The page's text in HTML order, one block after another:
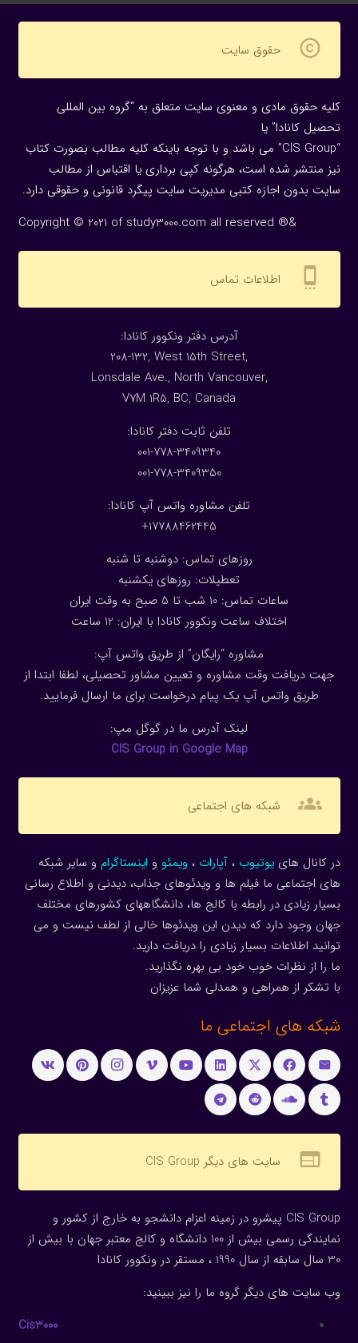
copyright حقوق سایت
کلیه حقوق مادی و معنوی سایت متعلق به “گروه بین المللی
تحصیل کانادا” یا
“CIS Group” می باشد و با توجه باینکه کلیه مطالب بصورت کتاب
نیز منتشر شده است، هرگونه كپی برداری یا اقتباس از مطالب
سایت بدون اجازه كتبی مدیریت سایت پیگرد قانونی و حقوقی دارد.
Copyright © 2021 of study3000.com all reserved ®&
settings_cell اطلاعات تماس
:آدرس دفتر ونکوور کانادا
208-132, West 15th Street,
Lonsdale Ave., North Vancouver,
V7M 1R5, BC, Canada
:تلفن ثابت دفتر کانادا
001-778-3409340
001-778-3409350
تلفن مشاوره واتس آپ کانادا:
17788462445+
روزهای تماس: دوشنبه تا شنبه
تعطیلات: روزهای یکشنبه
ساعات تماس: 10 شب تا 5 صبح به وقت ایران
اختلاف ساعت ونکوور کانادا با ایران: 1 2 ساعت
مشاوره “رایگان” از طریق واتس آپ:
جهت دریافت وقت مشاوره و تعیین مشاور تحصیلی، لطفا ابتدا از
طریق واتس آپ یک پیام درخواست برای ما ارسال فرمایید.
لینک آدرس ما در گوگل مپ:
CIS Group in Google Map
groups شبکه های اجتماعی
در کانال هاییوتیوب ، آپارات ، ویمئو و اینستاگرام و سایر شبکه
های اجتماعی ما فیلم ها و ویدئوهای جذاب، دیدنی و اطلاع رسانی
بسیار زیادی در رابطه با کالج ها، دانشگاههای کشورهای مختلف
جهان وجود دارد که دیدن این ویدئوها خالی از لطف نیست و می
توانید اطلاعات بسیار زیادی را دریافت دارید.
ما را از نظرات خوب خود بی بهره نگذارید.
با تشکر از همراهی و همدلی شما عزیزان
شبکه های اجتماعی ما
web سایت های دیگر CIS Group
CIS Group پیشرو در زمینه اعزام دانشجو به خارج از کشور و
نمایندگی رسمی بیش از 100 دانشگاه و کالج معتبر جهان با بیش از
30 سال سابقه از سال 1990 ، مستقر در ونکوور کانادا
وب سایت های دیگر گروه ما را نیز ببینید:
Cis3000